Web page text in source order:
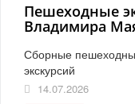
Пешеходные
Владимира
Сборные
экскурсий
14.07.2026